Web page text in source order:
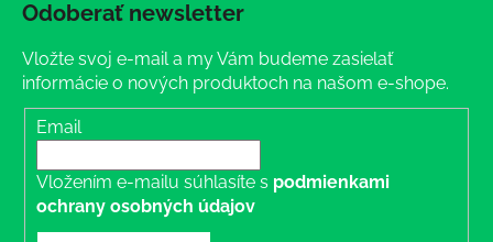
Odoberať newsletter
Vložte svoj e-mail a my Vám budeme zasielať
informácie o nových produktoch na našom e-shope.
Email
Vložením e-mailu súhlasíte s podmienkami
ochrany osobných údajov